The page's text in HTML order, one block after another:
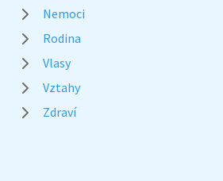
Nemoci
Rodina
Vlasy
Vztahy
Zdraví